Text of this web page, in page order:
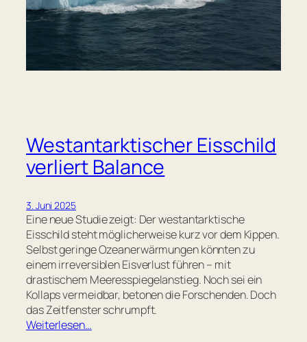
Westantarktischer Eisschild
verliert Balance
3. Juni 2025
Eine neue Studie zeigt: Der westantarktische
Eisschild steht möglicherweise kurz vor dem Kippen.
Selbst geringe Ozeanerwärmungen könnten zu
einem irreversiblen Eisverlust führen – mit
drastischem Meeresspiegelanstieg. Noch sei ein
Kollaps vermeidbar, betonen die Forschenden. Doch
das Zeitfenster schrumpft.
Weiterlesen…